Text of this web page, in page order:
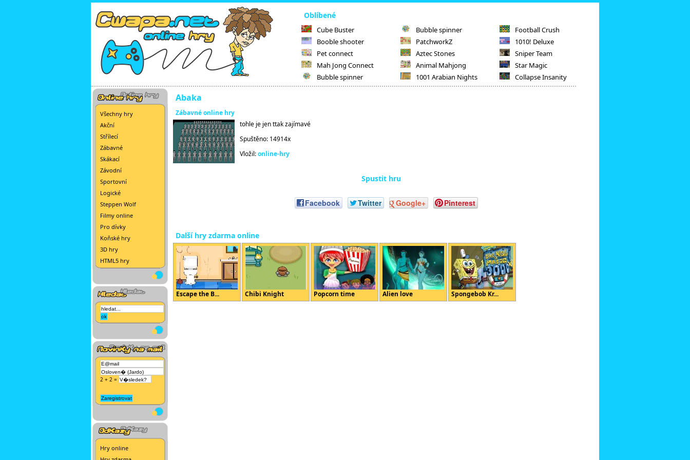
Oblíbené
Cube Buster
Booble shooter
Pet connect
Mah Jong Connect
Bubble spinner
Bubble spinner
PatchworkZ
Aztec Stones
Animal Mahjong
1001 Arabian Nights
Football Crush
1010! Deluxe
Sniper Team
Star Magic
Collapse Insanity
Všechny hry
Akční
Střílecí
Zábavné
Skákací
Závodní
Sportovní
Logické
Steppen Wolf
Filmy online
Pro dívky
Koňské hry
3D hry
HTML5 hry
2 + 2 =
Hry online
Abaka
Zábavné online hry
tohle je jen ttak zajímavé
Spuštěno: 14914x
Vložil:online-hry
Spustit hru
Facebook Twitter Google+ Pinterest
Další hry zdarma online
Escape the B... Chibi Knight Popcorn time Alien love Spongebob Kr...